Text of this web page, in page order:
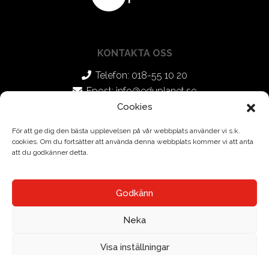
Cookies
För att ge dig den bästa upplevelsen på vår webbplats använder vi s.k.
cookies. Om du fortsätter att använda denna webbplats kommer vi att anta
att du godkänner detta.
Godkänn
Neka
Visa inställningar
KONTAKTA OSS
Telefon: 018-55 10 20
Epost:info@eduplanet.se
Facebook